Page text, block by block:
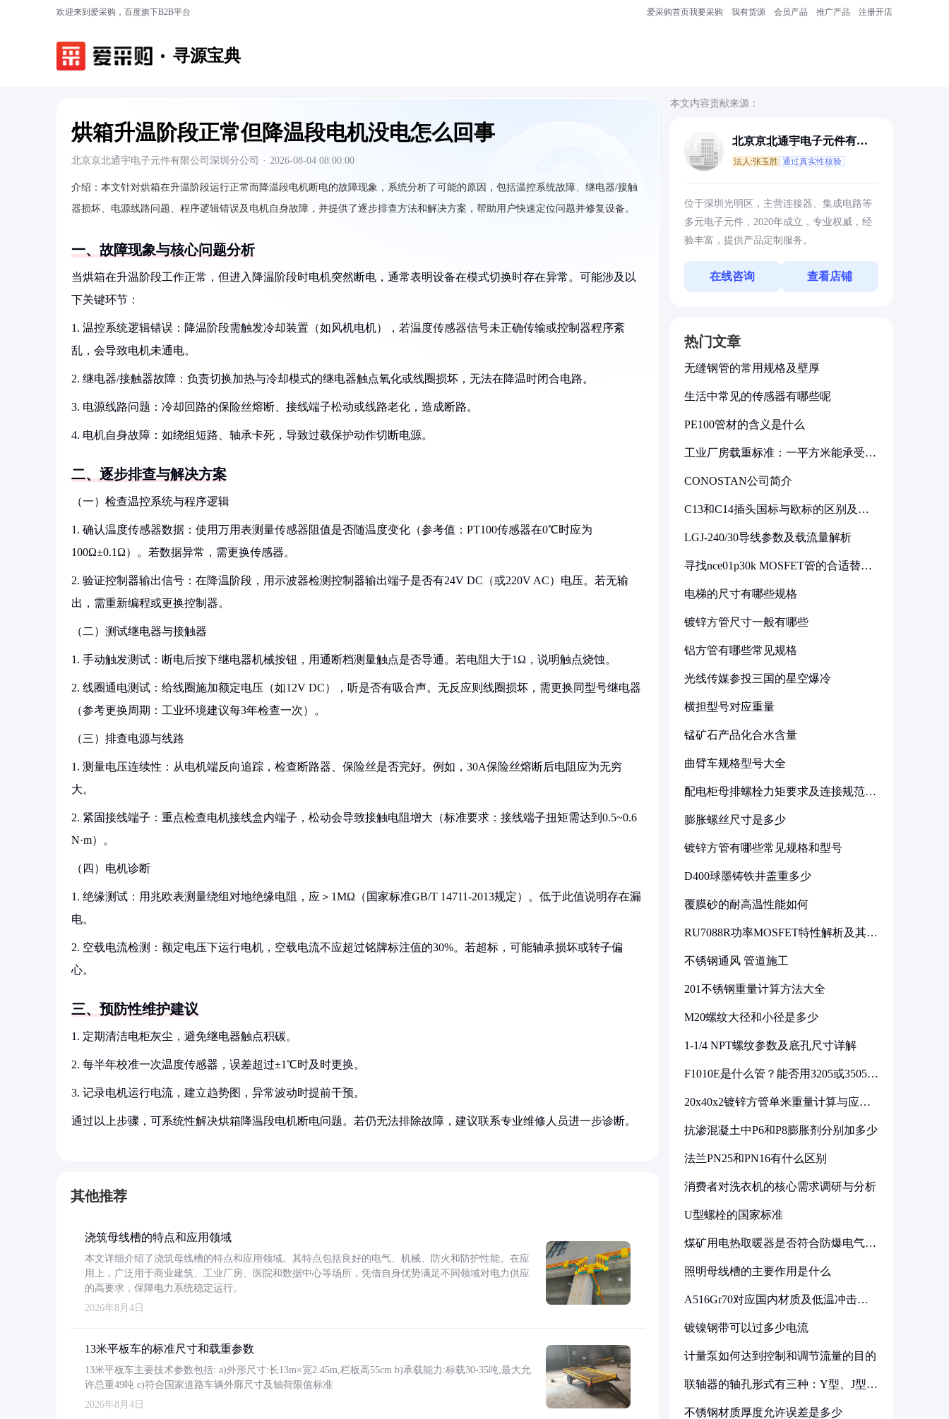
欢迎来到爱采购，百度旗下B2B平台 爱采购首页我要采购 我有货源 会员产品 推广产品 注册开店
寻源宝典
烘箱升温阶段正常但降温段电机没电怎么回事
北京京北通宇电子元件有限公司深圳分公司 · 2026-08-04 08:00:00
介绍： 本文针对烘箱在升温阶段运行正常而降温段电机断电的故障现象，系统分析了可能的原因，包括温控系统故障、继电器/接触
器损坏、电源线路问题、程序逻辑错误及电机自身故障，并提供了逐步排查方法和解决方案，帮助用户快速定位问题并修复设备。
一、故障现象与核心问题分析
当烘箱在升温阶段工作正常，但进入降温阶段时电机突然断电，通常表明设备在模式切换时存在异常。可能涉及以
下关键环节：
1. 温控系统逻辑错误：降温阶段需触发冷却装置（如风机电机），若温度传感器信号未正确传输或控制器程序紊
乱，会导致电机未通电。
2. 继电器/接触器故障：负责切换加热与冷却模式的继电器触点氧化或线圈损坏，无法在降温时闭合电路。
3. 电源线路问题：冷却回路的保险丝熔断、接线端子松动或线路老化，造成断路。
4. 电机自身故障：如绕组短路、轴承卡死，导致过载保护动作切断电源。
二、逐步排查与解决方案
（一）检查温控系统与程序逻辑
1. 确认温度传感器数据：使用万用表测量传感器阻值是否随温度变化（参考值：PT100传感器在0℃时应为
100Ω±0.1Ω）。若数据异常，需更换传感器。
2. 验证控制器输出信号：在降温阶段，用示波器检测控制器输出端子是否有24V DC（或220V AC）电压。若无输
出，需重新编程或更换控制器。
（二）测试继电器与接触器
1. 手动触发测试：断电后按下继电器机械按钮，用通断档测量触点是否导通。若电阻大于1Ω，说明触点烧蚀。
2. 线圈通电测试：给线圈施加额定电压（如12V DC），听是否有吸合声。无反应则线圈损坏，需更换同型号继电器
（参考更换周期：工业环境建议每3年检查一次）。
（三）排查电源与线路
1. 测量电压连续性：从电机端反向追踪，检查断路器、保险丝是否完好。例如，30A保险丝熔断后电阻应为无穷
大。
2. 紧固接线端子：重点检查电机接线盒内端子，松动会导致接触电阻增大（标准要求：接线端子扭矩需达到0.5~0.6
N·m）。
（四）电机诊断
1. 绝缘测试：用兆欧表测量绕组对地绝缘电阻，应＞1MΩ（国家标准GB/T 14711-2013规定）。低于此值说明存在漏
电。
2. 空载电流检测：额定电压下运行电机，空载电流不应超过铭牌标注值的30%。若超标，可能轴承损坏或转子偏
心。
三、预防性维护建议
1. 定期清洁电柜灰尘，避免继电器触点积碳。
2. 每半年校准一次温度传感器，误差超过±1℃时及时更换。
3. 记录电机运行电流，建立趋势图，异常波动时提前干预。
通过以上步骤，可系统性解决烘箱降温段电机断电问题。若仍无法排除故障，建议联系专业维修人员进一步诊断。
其他推荐
浇筑母线槽的特点和应用领域
本文详细介绍了浇筑母线槽的特点和应用领域。其特点包括良好的电气、机械、防火和防护性能。在应
用上，广泛用于商业建筑、工业厂房、医院和数据中心等场所，凭借自身优势满足不同领域对电力供应
的高要求，保障电力系统稳定运行。
2026年8月4日
13米平板车的标准尺寸和载重参数
13米平板车主要技术参数包括: a)外形尺寸:长13m×宽2.45m,栏板高55cm b)承载能力:标载30-35吨,最大允
许总重49吨 c)符合国家道路车辆外廓尺寸及轴荷限值标准
2026年8月4日
本文内容贡献来源：
北京京北通宇电子元件有限
法人:张玉胜 通过真实性核验
位于深圳光明区，主营连接器、集成电路等
多元电子元件，2020年成立，专业权威，经
验丰富，提供产品定制服务。
在线咨询 查看店铺
热门文章
无缝钢管的常用规格及壁厚
生活中常见的传感器有哪些呢
PE100管材的含义是什么
工业厂房载重标准：一平方米能承受多
CONOSTAN公司简介
C13和C14插头国标与欧标的区别及其
LGJ-240/30导线参数及载流量解析
寻找nce01p30k MOSFET管的合适替代
电梯的尺寸有哪些规格
镀锌方管尺寸一般有哪些
铝方管有哪些常见规格
光线传媒参投三国的星空爆冷
横担型号对应重量
锰矿石产品化合水含量
曲臂车规格型号大全
配电柜母排螺栓力矩要求及连接规范详
膨胀螺丝尺寸是多少
镀锌方管有哪些常见规格和型号
D400球墨铸铁井盖重多少
覆膜砂的耐高温性能如何
RU7088R功率MOSFET特性解析及其在
不锈钢通风 管道施工
201不锈钢重量计算方法大全
M20螺纹大径和小径是多少
1-1/4 NPT螺纹参数及底孔尺寸详解
F1010E是什么管？能否用3205或3505代
20x40x2镀锌方管单米重量计算与应用
抗渗混凝土中P6和P8膨胀剂分别加多少
法兰PN25和PN16有什么区别
消费者对洗衣机的核心需求调研与分析
U型螺栓的国家标准
煤矿用电热取暖器是否符合防爆电气设
照明母线槽的主要作用是什么
A516Gr70对应国内材质及低温冲击要
镀镍钢带可以过多少电流
计量泵如何达到控制和调节流量的目的
联轴器的轴孔形式有三种：Y型、J型、
不锈钢材质厚度允许误差是多少